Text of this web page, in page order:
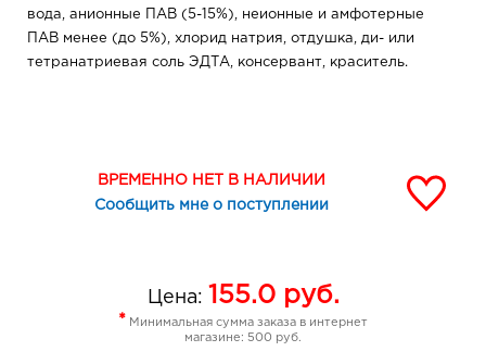
вода, анионные ПАВ (5-15%), неионные и амфотерные
ПАВ менее (до 5%), хлорид натрия, отдушка, ди- или
тетранатриевая соль ЭДТА, консервант, краситель.
ВРЕМЕННО НЕТ В НАЛИЧИИ
Сообщить мне о поступлении
Цена: 155.0руб.
* Минимальная сумма заказа в интернет
магазине: 500 руб.